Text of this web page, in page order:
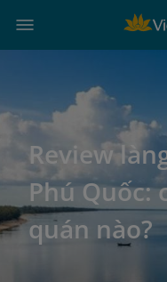
Review
Phú Quốc:
quán nào?